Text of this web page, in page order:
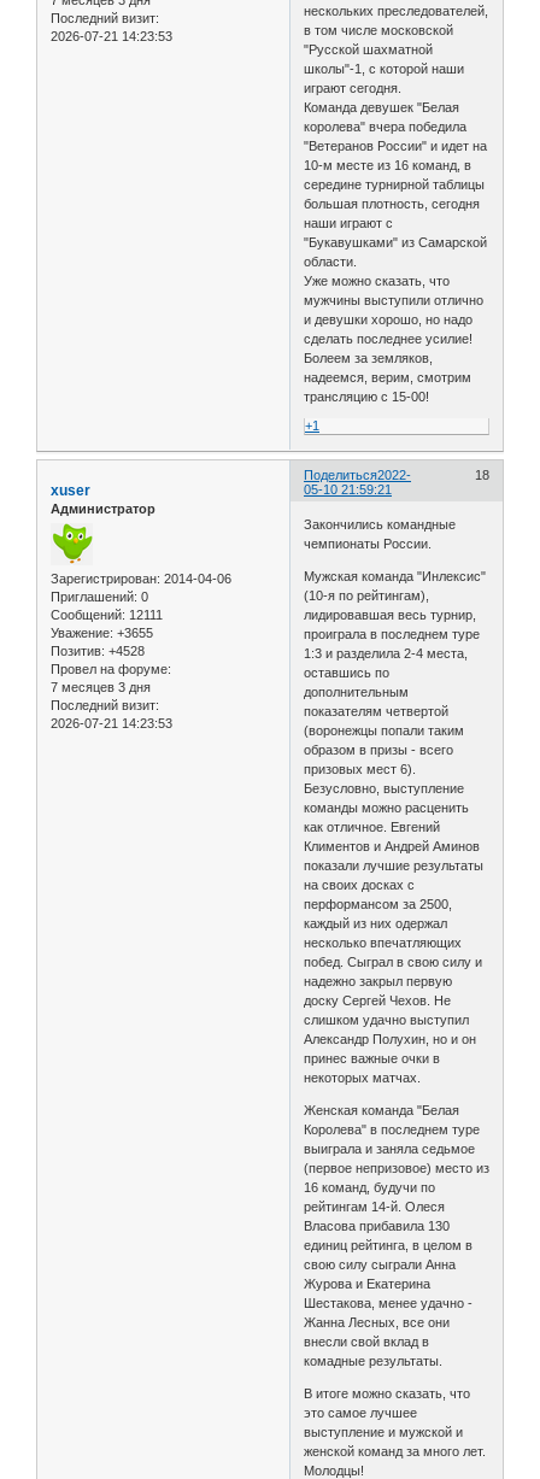
Последний визит:
2026-07-21 14:23:53
нескольких преследователей,
в том числе московской
"Русской шахматной
школы"-1, с которой наши
играют сегодня.
Команда девушек "Белая
королева" вчера победила
"Ветеранов России" и идет на
10-м месте из 16 команд, в
середине турнирной таблицы
большая плотность, сегодня
наши играют с
"Букавушками" из Самарской
области.
Уже можно сказать, что
мужчины выступили отлично
и девушки хорошо, но надо
сделать последнее усилие!
Болеем за земляков,
надеемся, верим, смотрим
трансляцию с 15-00!
+1
Поделиться 18
2022-
05-10 21:59:21
xuser
Администратор
Зарегистрирован: 2014-04-06
Приглашений: 0
Сообщений: 12111
Уважение: +3655
Позитив: +4528
Провел на форуме:
7 месяцев 3 дня
Последний визит:
2026-07-21 14:23:53
Закончились командные
чемпионаты России.
Мужская команда "Инлексис"
(10-я по рейтингам),
лидировавшая весь турнир,
проиграла в последнем туре
1:3 и разделила 2-4 места,
оставшись по
дополнительным
показателям четвертой
(воронежцы попали таким
образом в призы - всего
призовых мест 6).
Безусловно, выступление
команды можно расценить
как отличное. Евгений
Климентов и Андрей Аминов
показали лучшие результаты
на своих досках с
перформансом за 2500,
каждый из них одержал
несколько впечатляющих
побед. Сыграл в свою силу и
надежно закрыл первую
доску Сергей Чехов. Не
слишком удачно выступил
Александр Полухин, но и он
принес важные очки в
некоторых матчах.
Женская команда "Белая
Королева" в последнем туре
выиграла и заняла седьмое
(первое непризовое) место из
16 команд, будучи по
рейтингам 14-й. Олеся
Власова прибавила 130
единиц рейтинга, в целом в
свою силу сыграли Анна
Журова и Екатерина
Шестакова, менее удачно -
Жанна Лесных, все они
внесли свой вклад в
комадные результаты.
В итоге можно сказать, что
это самое лучшее
выступление и мужской и
женской команд за много лет.
Молодцы!